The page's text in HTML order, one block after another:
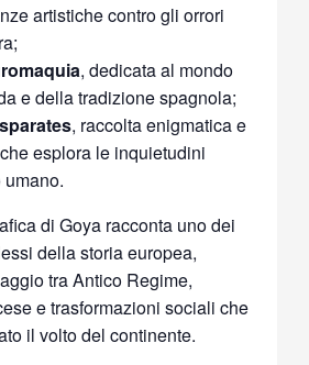
artistiche contro gli orrori
, dedicata al mondo
e della tradizione spagnola;
, raccolta enigmatica e
esplora le inquietudini
umano.
di Goya racconta uno dei
della storia europea,
tra Antico Regime,
e trasformazioni sociali che
il volto del continente.